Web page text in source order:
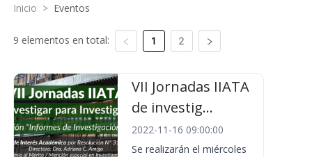
Inicio > Eventos
9 elementos en total: 1 2
VII Jornadas IIATA
de investig...
2022-11-16 09:00:00
Se realizarán el miércoles